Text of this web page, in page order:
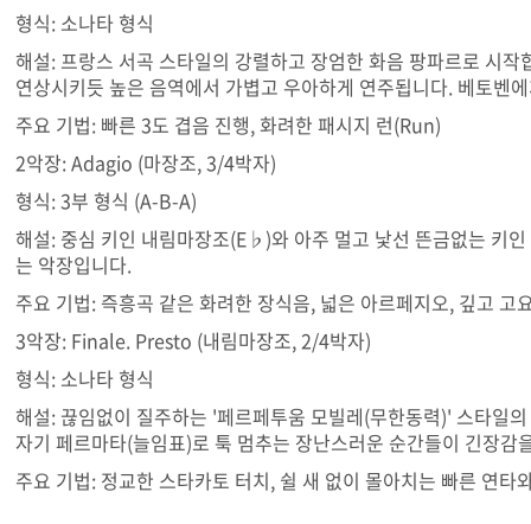
형식: 소나타 형식
해설: 프랑스 서곡 스타일의 강렬하고 장엄한 화음 팡파르로 시
연상시키듯 높은 음역에서 가볍고 우아하게 연주됩니다. 베토벤
주요 기법: 빠른 3도 겹음 진행, 화려한 패시지 런(Run)
2악장: Adagio (마장조, 3/4박자)
형식: 3부 형식 (A-B-A)
해설: 중심 키인 내림마장조(E♭)와 아주 멀고 낯선 뜬금없는 키
는 악장입니다.
주요 기법: 즉흥곡 같은 화려한 장식음, 넓은 아르페지오, 깊고 고
3악장: Finale. Presto (내림마장조, 2/4박자)
형식: 소나타 형식
해설: 끊임없이 질주하는 '페르페투움 모빌레(무한동력)' 스타일
자기 페르마타(늘임표)로 툭 멈추는 장난스러운 순간들이 긴장감
주요 기법: 정교한 스타카토 터치, 쉴 새 없이 몰아치는 빠른 연타